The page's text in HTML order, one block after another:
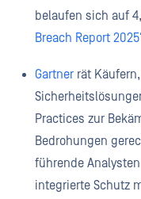
belaufen sich auf
Breach Report
Gartner rät
Practices zur
Bedrohungen
führende
integrierte Schutz